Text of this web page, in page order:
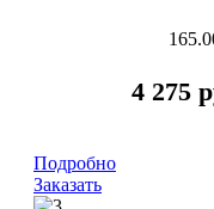
4 275
Подробно
Заказать